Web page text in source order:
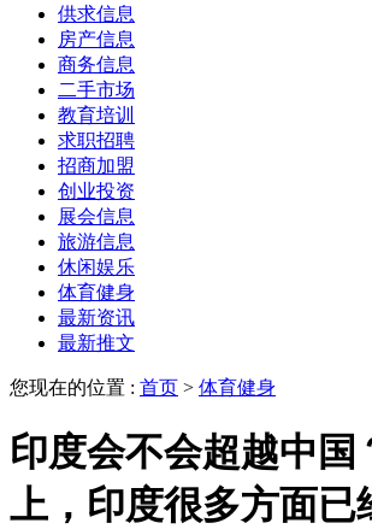
供求信息
房产信息
商务信息
二手市场
教育培训
求职招聘
招商加盟
创业投资
展会信息
旅游信息
休闲娱乐
体育健身
最新资讯
最新推文
您现在的位置 : 首页 > 体育健身
印度会不会超越中国
上，印度很多方面已